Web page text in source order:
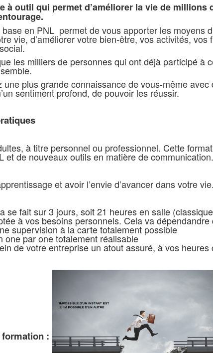
à outil qui permet d’améliorer la vie de
en PNL permet de vous apporter les moyens
vie, d’améliorer votre bien-être, vos activités,
les milliers de personnes qui ont déjà participé à
une plus grande connaissance de vous-même
sentiment profond, de pouvoir les réussir.
à titre personnel ou professionnel. Cette
et de nouveaux outils en matière de communication.
et avoir l’envie d’avancer dans votre vie.
se fait sur 3 jours, soit 21 heures en salle
à vos besoins personnels. Cela va
supervision à la carte totalement possible
one par one totalement réalisable
de votre entreprise un atout assuré, à vos heures
: